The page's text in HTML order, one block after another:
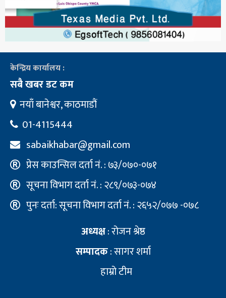
केन्द्रिय कार्यालय :
सबै खबर डट कम
नयाँ बानेश्वर, काठमाडौं
01-4115444
sabaikhabar@gmail.com
प्रेस काउन्सिल दर्ता नं. : ७३/०७०-०७१
सूचना विभाग दर्ता नं. : २८९/०७३-०७४
पुनः दर्ता: सूचना विभाग दर्ता नं. : २६५२/०७७ -०७८
अध्यक्ष: रोजन श्रेष्ठ
सम्पादक: सागर शर्मा
हाम्रो टीम